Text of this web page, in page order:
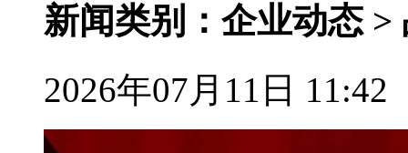
新闻类别：企业动态 >
2026年07月11日 11:42